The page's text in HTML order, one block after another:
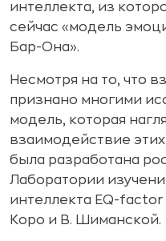
интеллекта, из
сейчас «модель
Бар-Она».
Несмотря на то, что
признано многими
модель, которая
взаимодействие
была разработана
Лаборатории
интеллекта EQ-
Коро и В. Шиманской.